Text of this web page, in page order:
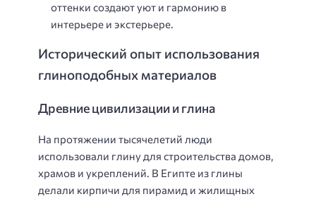
оттенки создают уют и гармонию в
интерьере и экстерьере.
Исторический опыт использования
глиноподобных материалов
Древние цивилизации и глина
На протяжении тысячелетий люди
использовали глину для строительства домов,
храмов и укреплений. В Египте из глины
делали кирпичи для пирамид и жилищных